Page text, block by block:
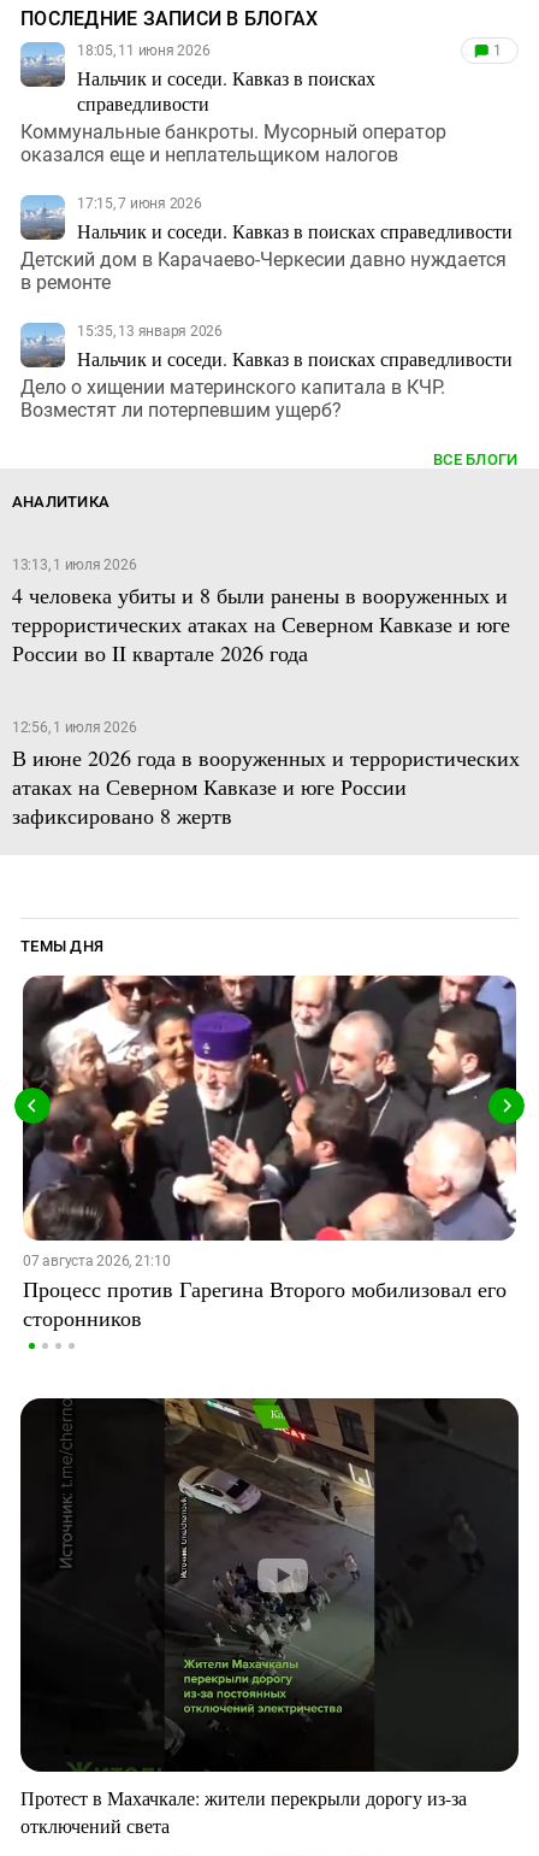
ПОСЛЕДНИЕ ЗАПИСИ В БЛОГАХ
18:05, 11 июня 2026
Нальчик и соседи. Кавказ в поисках
справедливости
1
Коммунальные банкроты. Мусорный оператор
оказался еще и неплательщиком налогов
17:15, 7 июня 2026
Нальчик и соседи. Кавказ в поисках справедливости
Детский дом в Карачаево-Черкесии давно нуждается
в ремонте
15:35, 13 января 2026
Нальчик и соседи. Кавказ в поисках справедливости
Дело о хищении материнского капитала в КЧР.
Возместят ли потерпевшим ущерб?
ВСЕ БЛОГИ
АНАЛИТИКА
13:13, 1 июля 2026
4 человека убиты и 8 были ранены в вооруженных и
террористических атаках на Северном Кавказе и юге
России во II квартале 2026 года
12:56, 1 июля 2026
В июне 2026 года в вооруженных и террористических
атаках на Северном Кавказе и юге России
зафиксировано 8 жертв
ТЕМЫ ДНЯ
07 августа 2026, 21:10
Процесс против Гарегина Второго мобилизовал его
сторонников
Протест в Махачкале: жители перекрыли дорогу из-за
отключений света